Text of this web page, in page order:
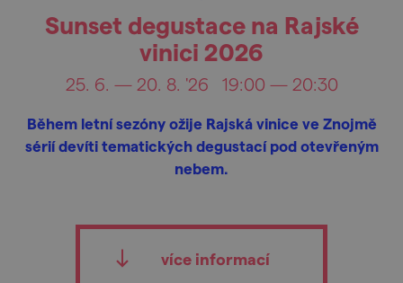
Sunset degustace na Rajské
vinici 2026
25. 6. — 20. 8. '26 19:00 — 20:30
Během letní sezóny ožije Rajská vinice ve Znojmě
sérií devíti tematických degustací pod otevřeným
nebem.
více informací